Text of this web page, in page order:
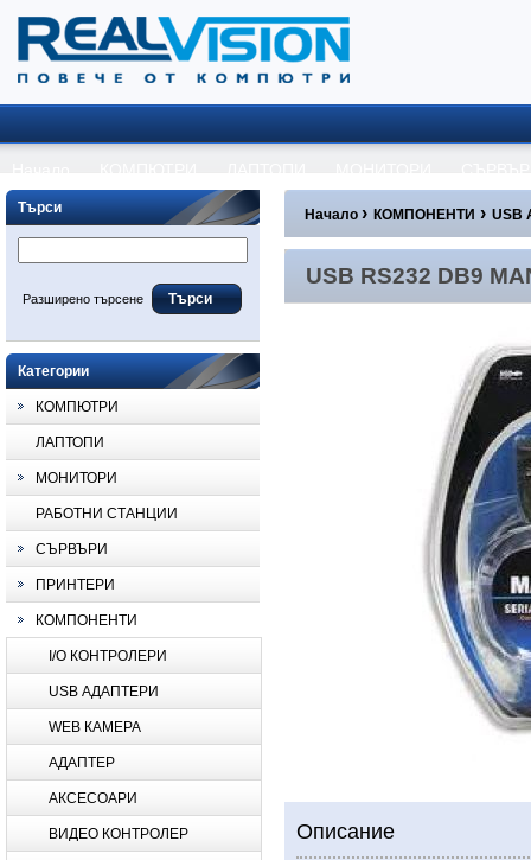
Търси
Разширено търсене
Категории
КОМПЮТРИ
ЛАПТОПИ
МОНИТОРИ
РАБОТНИ СТАНЦИИ
СЪРВЪРИ
ПРИНТЕРИ
КОМПОНЕНТИ
I/O КОНТРОЛЕРИ
USB АДАПТЕРИ
WEB КАМЕРА
АДАПТЕР
АКСЕСОАРИ
ВИДЕО КОНТРОЛЕР
Начало › КОМПОНЕНТИ › USB
USB RS232 DB9
USB RS232 DB9
Описание